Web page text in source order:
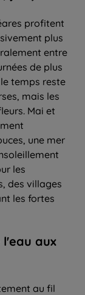
profitent
plus
entre
de plus
temps reste
mais les
Mai et
une mer
les
des villages
les fortes
aux
au fil